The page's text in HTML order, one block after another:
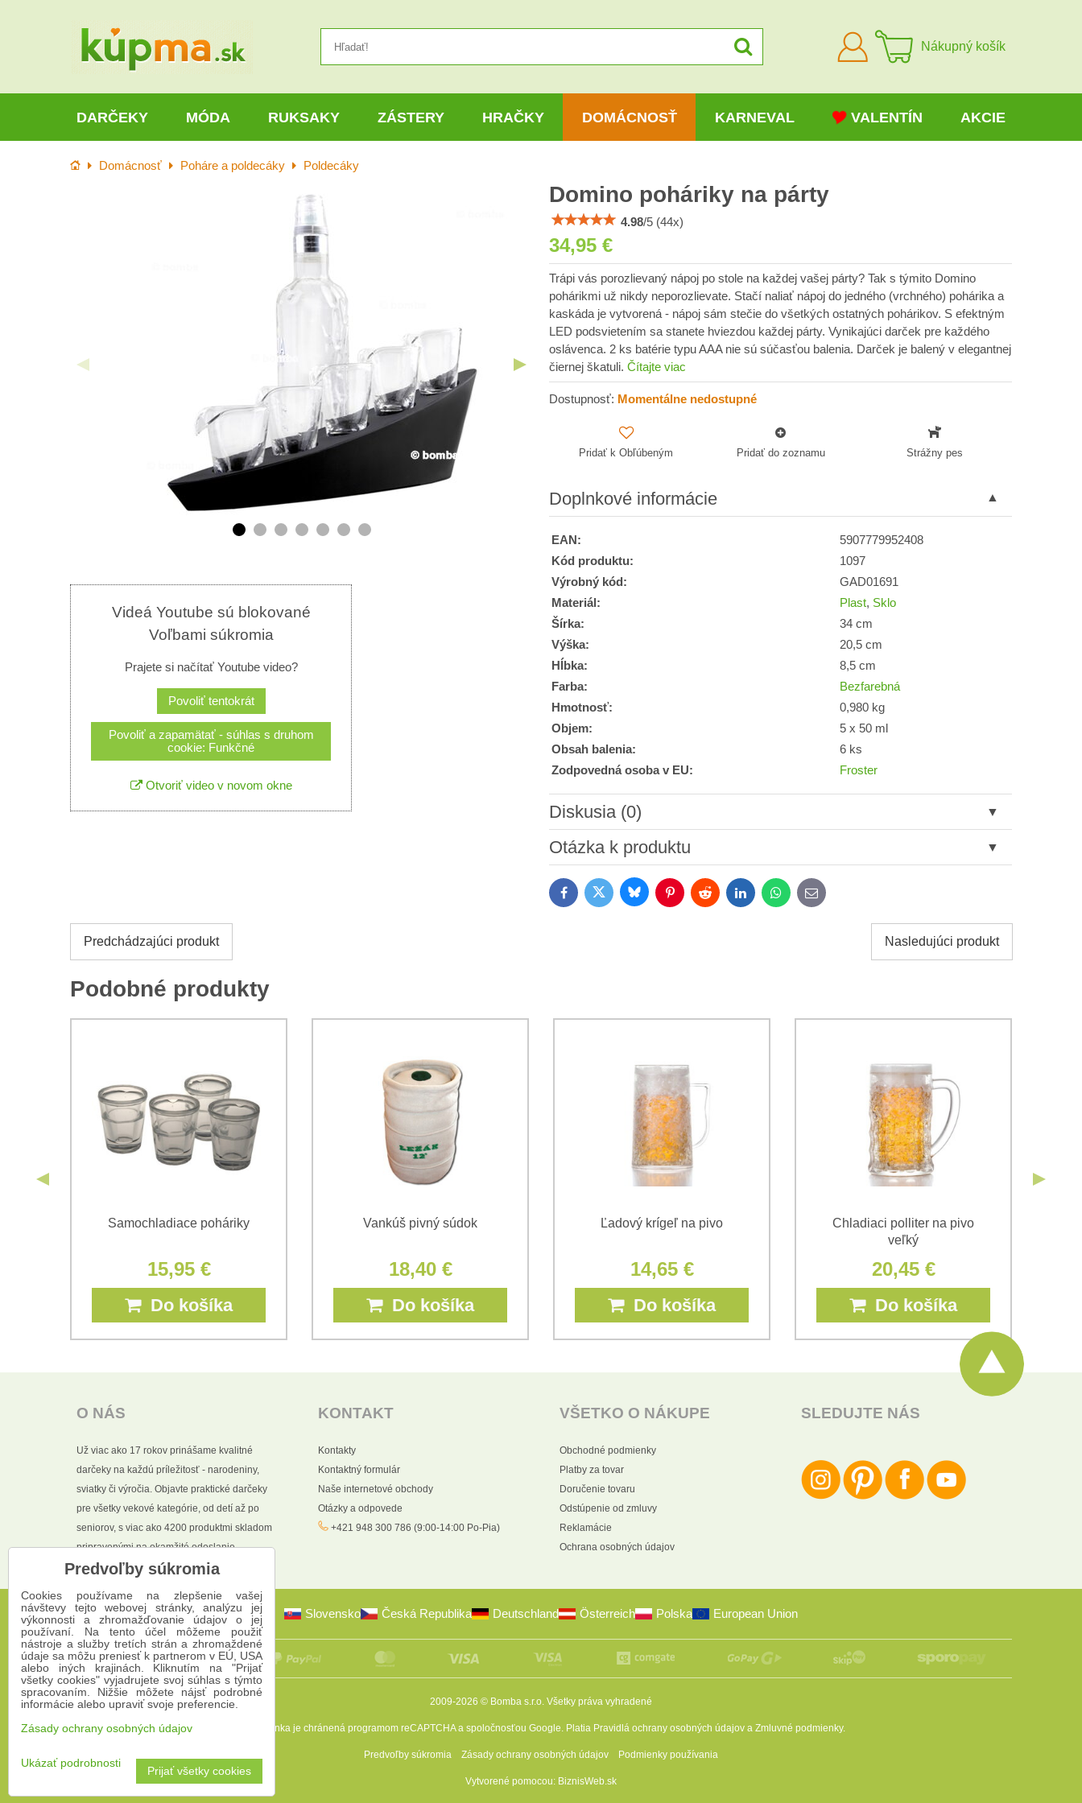
Prihlásiť
sa
Nákupný košík
DARČEKY MÓDA RUKSAKY ZÁSTERY HRAČKY DOMÁCNOSŤ KARNEVAL VALENTÍN AKCIE
Úvod Domácnosť Poháre a poldecáky Poldecáky
Videá Youtube sú blokované
Voľbami súkromia
Prajete si načítať Youtube video?
Povoliť tentokrát
Povoliť a zapamätať - súhlas s druhom
cookie: Funkčné
Otvoriť video v novom okne
Domino poháriky na párty
4.98/5 (44x)
34,95 €
Trápi vás porozlievaný nápoj po stole na každej vašej párty? Tak s týmito Domino
pohárikmi už nikdy neporozlievate. Stačí naliať nápoj do jedného (vrchného) pohárika a
kaskáda je vytvorená - nápoj sám stečie do všetkých ostatných pohárikov. S efektným
LED podsvietením sa stanete hviezdou každej párty. Vynikajúci darček pre každého
oslávenca. 2 ks batérie typu AAA nie sú súčasťou balenia. Darček je balený v elegantnej
čiernej škatuli. Čítajte viac
Dostupnosť: Momentálne nedostupné
Pridať k Obľúbeným Pridať do zoznamu Strážny pes
Doplnkové informácie
EAN:
5907779952408
Kód produktu:
1097
Výrobný kód:
GAD01691
Materiál:
Plast, Sklo
Šírka:
34 cm
Výška:
20,5 cm
Hĺbka:
8,5 cm
Farba:
Bezfarebná
Hmotnosť:
0,980 kg
Objem:
5 x 50 ml
Obsah balenia:
6 ks
Zodpovedná osoba v EU:
Froster
Diskusia (0)
Nový komentár
Oboznámil som sa s podmienkamiOchrany osobných údajovspoločnosti Bomba s.r.o.
Otázka k produktu
FacebookTwitter BlueskyPinterestReddit LinkedInWhatsApp
E-
mail
Predchádzajúci produkt Nasledujúci produkt
Podobné produkty
Samochladiace poháriky
15,95 €
Do košíka
Vankúš pivný súdok
18,40 €
Do košíka
Ľadový krígeľ na pivo
14,65 €
Do košíka
Chladiaci polliter na pivo
veľký
20,45 €
Do košíka
O NÁS
Už viac ako 17 rokov prinášame kvalitné
darčeky na každú príležitosť - narodeniny,
sviatky či výročia. Objavte praktické darčeky
pre všetky vekové kategórie, od detí až po
seniorov, s viac ako 4200 produktmi skladom
pripravenými na okamžité odoslanie.
KONTAKT
Kontakty
Kontaktný formulár
Naše internetové obchody
Otázky a odpovede
+421 948 300 786 (9:00-14:00 Po-Pia)
VŠETKO O NÁKUPE
Obchodné podmienky
Platby za tovar
Doručenie tovaru
Odstúpenie od zmluvy
Reklamácie
Ochrana osobných údajov
SLEDUJTE NÁS
Slovensko Česká Republika Deutschland Österreich Polska European Union
2009-2026 © Bomba s.r.o. Všetky práva vyhradené
Táto stránka je chránená programom reCAPTCHA a spoločnosťou Google. Platia Pravidlá ochrany osobných údajov a Zmluvné podmienky.
Predvoľby súkromia Zásady ochrany osobných údajov Podmienky používania
Vytvorené pomocou: BiznisWeb.sk
Predvoľby súkromia
Cookies používame na zlepšenie vašej
návštevy tejto webovej stránky, analýzu jej
výkonnosti a zhromažďovanie údajov o jej
používaní. Na tento účel môžeme použiť
nástroje a služby tretích strán a zhromaždené
údaje sa môžu preniesť k partnerom v EÚ, USA
alebo iných krajinách. Kliknutím na "Prijať
všetky cookies" vyjadrujete svoj súhlas s týmto
spracovaním. Nižšie môžete nájsť podrobné
informácie alebo upraviť svoje preferencie.
Zásady ochrany osobných údajov
Ukázať podrobnosti
Prijať všetky cookies